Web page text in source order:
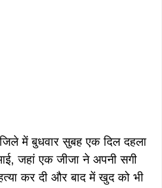
में बुधवार सुबह एक दिल दहला
जहां एक जीजा ने अपनी सगी
कर दी और बाद में खुद को भी